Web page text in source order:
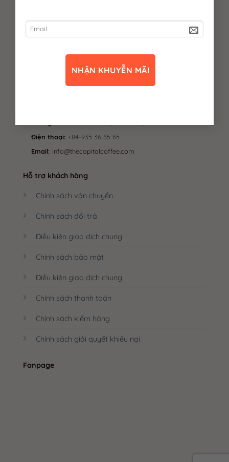
Mã số DN
do Sở Kế hoạch và Đầu tư Tp.HCM
Người đại diện:Lê Anh Việt
Công ty TNHH Thủ Phủ Cà Phê
Điện thoại: +84-935 36 65 65
Email: info@thecapitalcoffee.com
Hỗ trợ khách hàng
Chính sách vận chuyển
Chính sách đổi trả
Điều kiện giao dịch chung
Chính sách bảo mật
Điều kiện giao dịch chung
Chính sách thanh toán
Chính sách kiểm hàng
Chính sách giải quyết khiếu nại
Fanpage